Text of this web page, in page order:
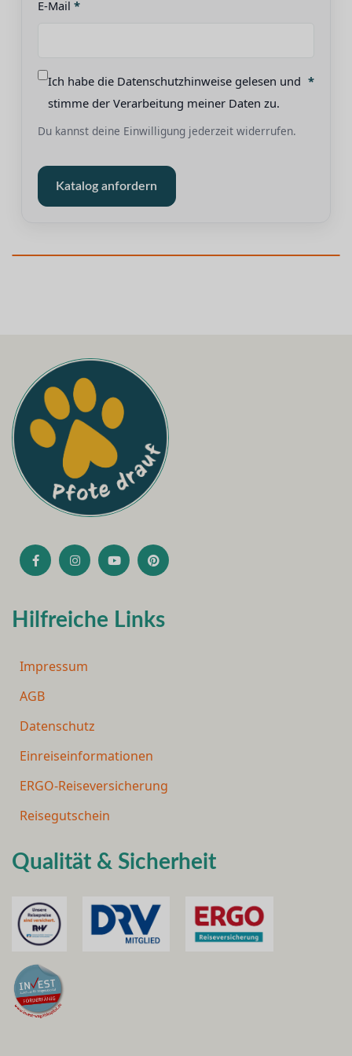
E-Mail
Ich habe die Datenschutzhinweise gelesen und
stimme der Verarbeitung meiner Daten zu.
Du kannst deine Einwilligung jederzeit widerrufen.
Katalog anfordern
Hilfreiche Links
Impressum
AGB
Datenschutz
Einreiseinformationen
ERGO-Reiseversicherung
Reisegutschein
Qualität & Sicherheit